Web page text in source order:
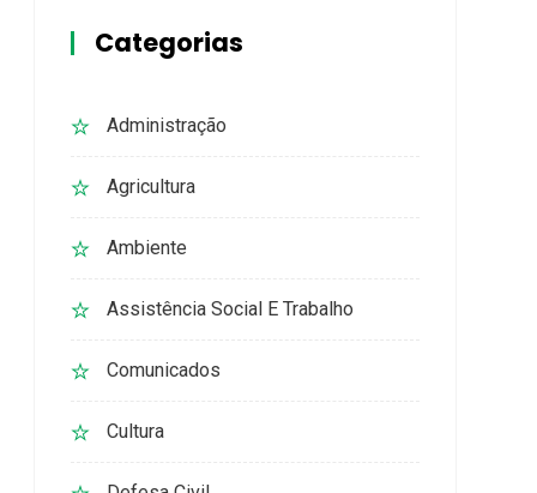
Categorias
Administração
Agricultura
Ambiente
Assistência Social E Trabalho
Comunicados
Cultura